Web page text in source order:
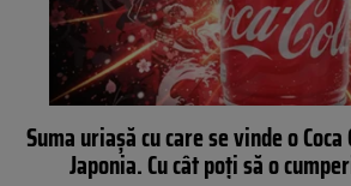
Suma uriașă cu care se vinde o
Japonia. Cu cât poți să o